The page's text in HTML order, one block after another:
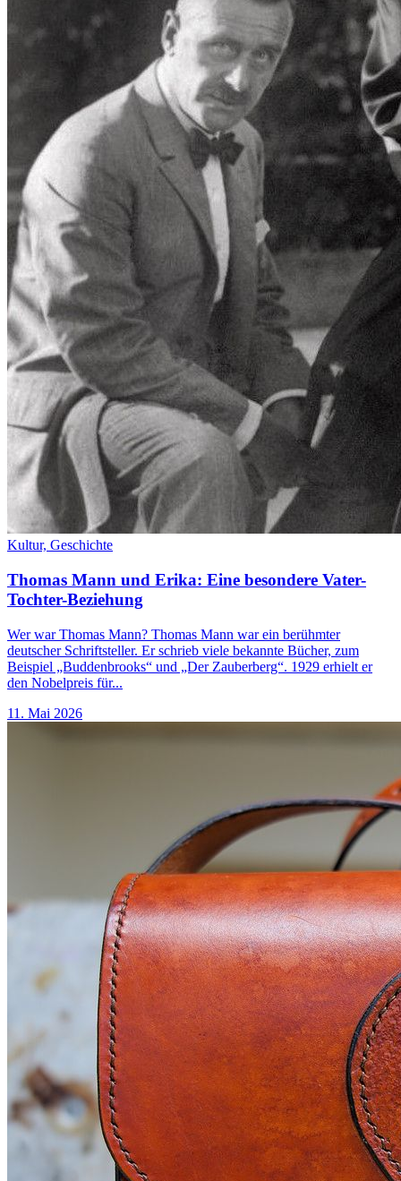
Kultur, Geschichte
Thomas Mann und Erika: Eine besondere Vater-
Tochter-Beziehung
Wer war Thomas Mann? Thomas Mann war ein berühmter
deutscher Schriftsteller. Er schrieb viele bekannte Bücher, zum
Beispiel „Buddenbrooks“ und „Der Zauberberg“. 1929 erhielt er
den Nobelpreis für...
11. Mai 2026